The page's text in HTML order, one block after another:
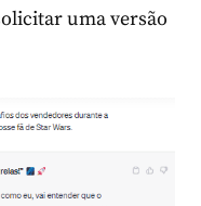
uma versão